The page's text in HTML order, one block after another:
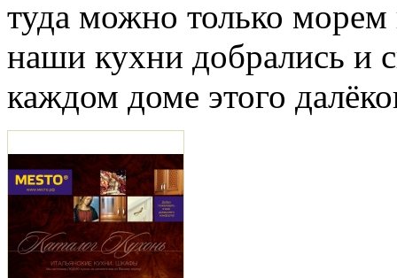
туда можно только
наши кухни добрались и
каждом доме этого